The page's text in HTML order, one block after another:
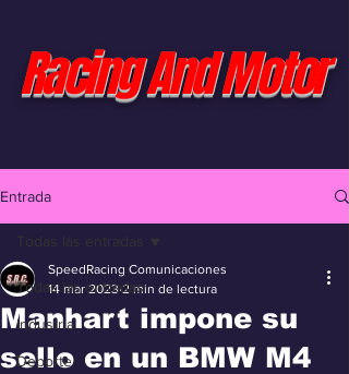
Racing And Motor
Entrada
Todas las entradas
Industria
Deporte
Todas las entradas
Manhart impone su
sello en un BMW M4
SpeedRacing Comunicaciones
14 mar 2023 2 min de lectura